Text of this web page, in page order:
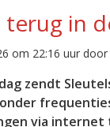
in
om 22:16 uur door
zendt
via internet